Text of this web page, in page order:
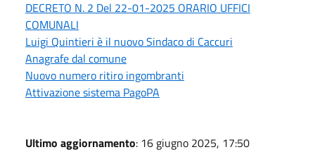
DECRETO N. 2 Del 22-01-2025 ORARIO UFFICI
COMUNALI
Luigi Quintieri è il nuovo Sindaco di Caccuri
Anagrafe dal comune
Nuovo numero ritiro ingombranti
Attivazione sistema PagoPA
Ultimo aggiornamento: 16 giugno 2025, 17:50